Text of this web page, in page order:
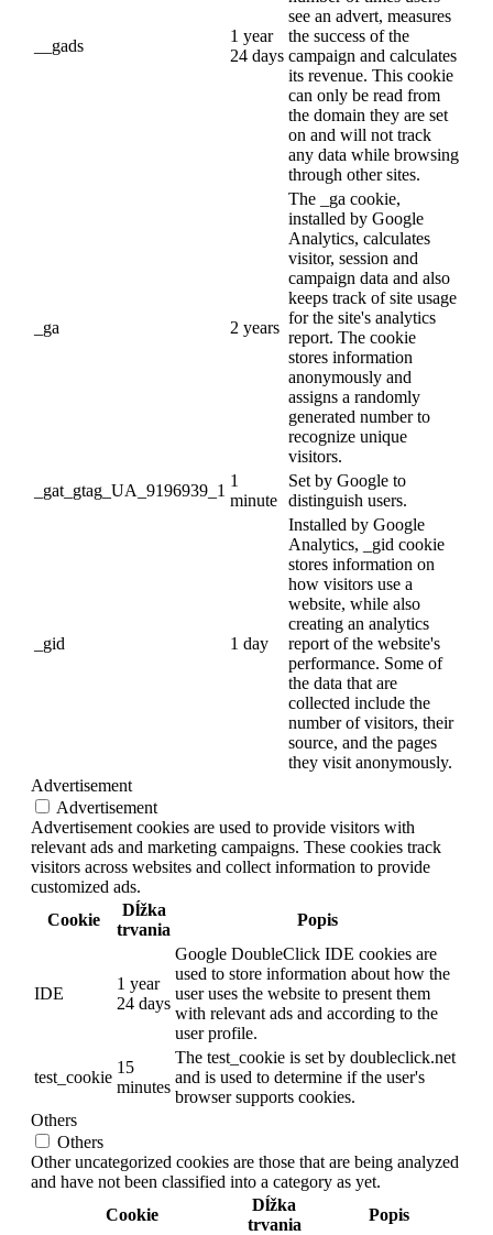
__gads
1 year
24 days
see an advert, measures
the success of the
campaign and calculates
its revenue. This cookie
can only be read from
the domain they are set
on and will not track
any data while browsing
through other sites.
_ga 2 years
The _ga cookie,
installed by Google
Analytics, calculates
visitor, session and
campaign data and also
keeps track of site usage
for the site's analytics
report. The cookie
stores information
anonymously and
assigns a randomly
generated number to
recognize unique
visitors.
_gat_gtag_UA_9196939_1
1
minute
Set by Google to
distinguish users.
_gid 1 day
Installed by Google
Analytics, _gid cookie
stores information on
how visitors use a
website, while also
creating an analytics
report of the website's
performance. Some of
the data that are
collected include the
number of visitors, their
source, and the pages
they visit anonymously.
Advertisement
Advertisement
Advertisement cookies are used to provide visitors with
relevant ads and marketing campaigns. These cookies track
visitors across websites and collect information to provide
customized ads.
Cookie
Dĺžka
trvania
Popis
IDE
1 year
24 days
Google DoubleClick IDE cookies are
used to store information about how the
user uses the website to present them
with relevant ads and according to the
user profile.
test_cookie
15
minutes
The test_cookie is set by doubleclick.net
and is used to determine if the user's
browser supports cookies.
Others
Others
Other uncategorized cookies are those that are being analyzed
and have not been classified into a category as yet.
Cookie
Dĺžka
trvania
Popis